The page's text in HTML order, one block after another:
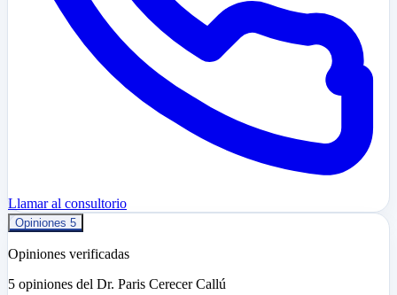
Llamar al consultorio
Opiniones 5
Opiniones verificadas
5 opiniones del Dr. Paris Cerecer Callú